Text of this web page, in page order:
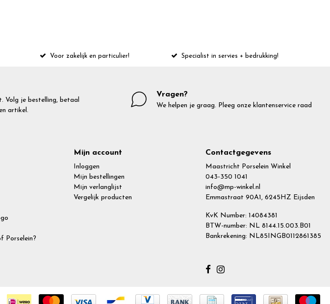
Voor zakelijk en particulier! Specialist in servies + bedrukking!
Volg je bestelling, betaal
artikel.
Vragen?
We helpen je graag. Pleeg onze klantenservice raad
Porselein?
Mijn account
Inloggen
Mijn bestellingen
Mijn verlanglijst
Vergelijk producten
Contactgegevens
Maastricht Porselein Winkel
043-350 1041
info@mp-winkel.nl
Emmastraat 90A1, 6245HZ Eijsden
KvK Number: 14084381
BTW-number: NL 8144.15.003.B01
Bankrekening: NL85INGB0112861385